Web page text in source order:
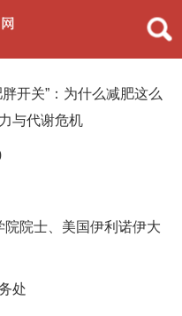
胖开关”：为什么减肥这么
与代谢危机
院士、美国伊利诺伊大
处